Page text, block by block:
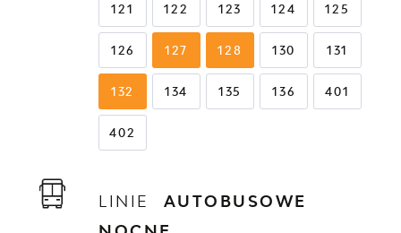
121 122 123 124 125
126 127 128 130 131
132 134 135 136 401
402
LINIE AUTOBUSOWE